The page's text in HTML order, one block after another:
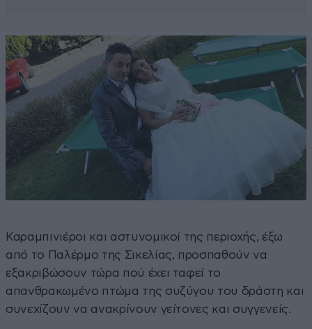
Καραμπινιέροι και αστυνομικοί της περιοχής, έξω
από το Παλέρμο της Σικελίας, προσπαθούν να
εξακριβώσουν τώρα πού έχει ταφεί το
απανθρακωμένο πτώμα της συζύγου του δράστη και
συνεχίζουν να ανακρίνουν γείτονες και συγγενείς.